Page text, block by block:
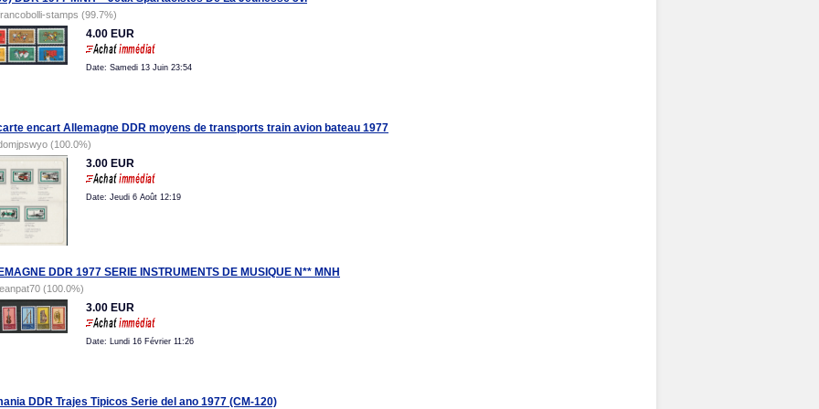
stamps (99.7%)
4.00 EUR
Date: Samedi 13 Juin 23:54
encart Allemagne DDR moyens de transports train avion bateau 1977
(100.0%)
3.00 EUR
Date: Jeudi 6 Août 12:19
DDR 1977 SERIE INSTRUMENTS DE MUSIQUE N** MNH
(100.0%)
3.00 EUR
Date: Lundi 16 Février 11:26
DDR Trajes Tipicos Serie del ano 1977 (CM-120)